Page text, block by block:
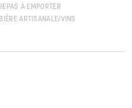
À EMPORTER
BIÈRE ARTISANALE/VINS